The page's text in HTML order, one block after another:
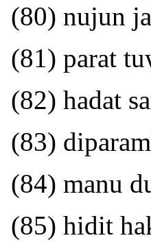
(80) nujun
(81) parat
(82) hadat
(83)
(84) manu
(85) hidit